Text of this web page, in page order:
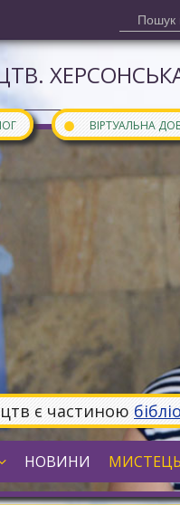
● ВІРТУАЛЬНА
є частиною
НОВИНИ